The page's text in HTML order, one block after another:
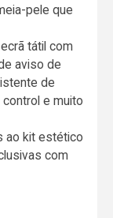
pele que
tátil com
aviso de
de
e muito
ao kit estético
com